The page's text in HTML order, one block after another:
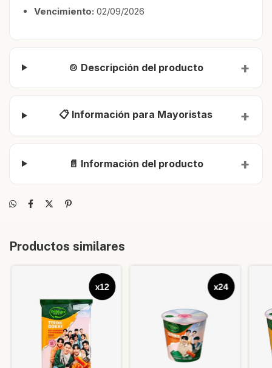
Vencimiento: 02/09/2026
🍲 Descripción del producto
📋 Información para Mayoristas
📄 Información del producto
Productos similares